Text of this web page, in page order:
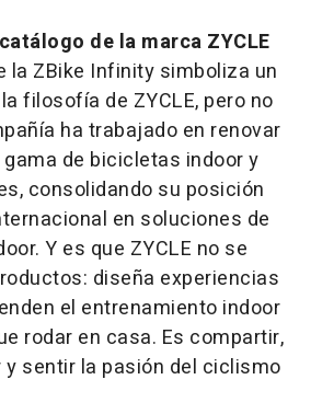
de la marca ZYCLE
la ZBike Infinity simboliza un
filosofía de ZYCLE, pero no
ha trabajado en renovar
de bicicletas indoor y
consolidando su posición
en soluciones de
Y es que ZYCLE no se
diseña experiencias
el entrenamiento indoor
rodar en casa. Es compartir,
sentir la pasión del ciclismo